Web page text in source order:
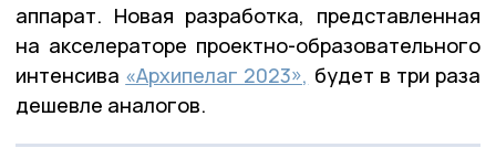
аппарат. Новая разработка, представленная
на акселераторе проектно-образовательного
интенсива «Архипелаг 2023», будет в три раза
дешевле аналогов.